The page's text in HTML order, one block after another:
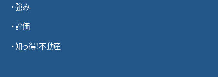
強み
評価
知っ得！不動産